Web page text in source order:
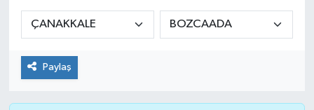
Paylaş
Siyaset
Spor